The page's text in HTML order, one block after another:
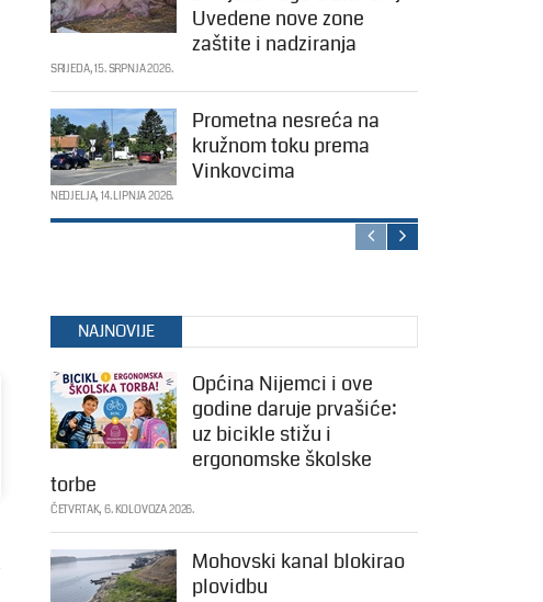
Uvedene nove zone
zaštite i nadziranja
SRIJEDA, 15. SRPNJA 2026.
Prometna nesreća na
kružnom toku prema
Vinkovcima
NEDJELJA, 14. LIPNJA 2026.
NAJNOVIJE
Općina Nijemci i ove
godine daruje prvašiće:
uz bicikle stižu i
ergonomske školske
torbe
ČETVRTAK, 6. KOLOVOZA 2026.
Mohovski kanal blokirao
plovidbu